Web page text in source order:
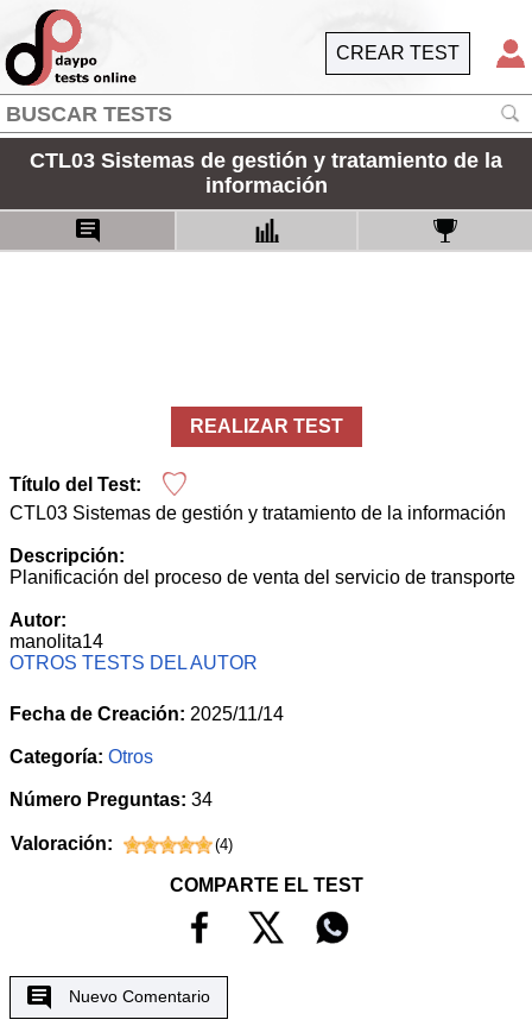
CREAR TEST
CTL03 Sistemas de gestión y tratamiento de la
información
REALIZAR TEST
Título del Test:
CTL03 Sistemas de gestión y tratamiento de la información
Descripción:
Planificación del proceso de venta del servicio de transporte
Autor:
manolita14
OTROS TESTS DEL AUTOR
Fecha de Creación: 2025/11/14
Categoría: Otros
Número Preguntas: 34
Valoración: (4)
COMPARTE EL TEST
Nuevo Comentario